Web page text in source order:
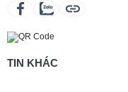
TIN KHÁC